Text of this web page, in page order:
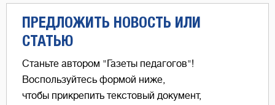
ПРЕДЛОЖИТЬ НОВОСТЬ ИЛИ
СТАТЬЮ
Станьте автором "Газеты педагогов"!
Воспользуйтесь формой ниже,
чтобы прикрепить текстовый документ,